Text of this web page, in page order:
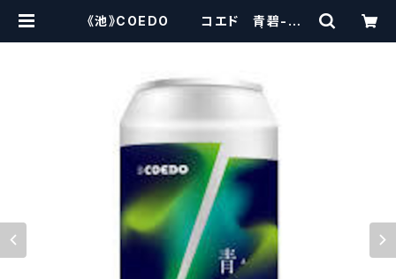
《池》COEDO コエド 青碧-AO